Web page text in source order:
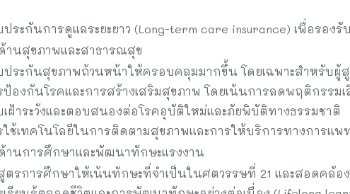
ระกันการดูแลระยะยาว (Long-term care insurance) เพื่อรอง
านสุขภาพและสาธารณสุข
ระกันสุขภาพถ้วนหน้าให้ครอบคลุมมากขึ้น โดยเฉพาะสำหรับผู้สู
ป้องกันโรคและการสร้างเสริมสุขภาพ โดยเน้นการลดพฤติกรรม
ฝ้าระวังและตอบสนองต่อโรคอุบัติใหม่และภัยพิบัติทางธรรมชาติ
ใช้เทคโนโลยีในการติดตามสุขภาพและการให้บริการทางการแพ
านการศึกษาและพัฒนาทักษะแรงงาน
รการศึกษาให้เน้นทักษะที่จำเป็นในศตวรรษที่ 21 และสอดคล้อ